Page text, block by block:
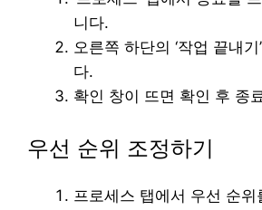
니다.
오른쪽 하단의 ‘작업 끝내
다.
확인 창이 뜨면 확인 후 종
우선 순위 조정하기
프로세스 탭에서 우선 순위